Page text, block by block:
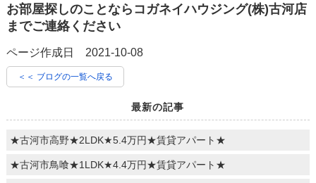
お部屋探しのことならコガネイハウジング(株)古河店
までご連絡ください
ページ作成日 2021-10-08
＜＜ ブログの一覧へ戻る
最新の記事
★古河市高野★2LDK★5.4万円★賃貸アパート★
★古河市鳥喰★1LDK★4.4万円★賃貸アパート★